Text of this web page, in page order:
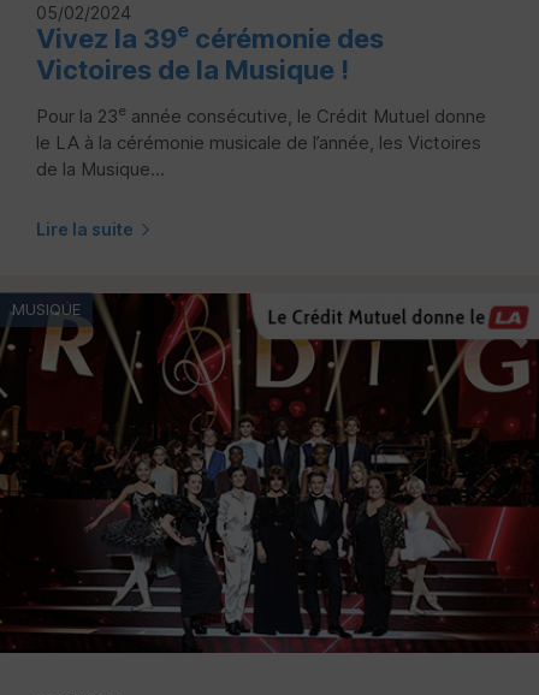
05/02/2024
Vivez la 39e cérémonie des
Victoires de la Musique !
Pour la 23e année consécutive, le Crédit Mutuel donne
le LA à la cérémonie musicale de l’année, les Victoires
de la Musique...
Lire la suite
MUSIQUE